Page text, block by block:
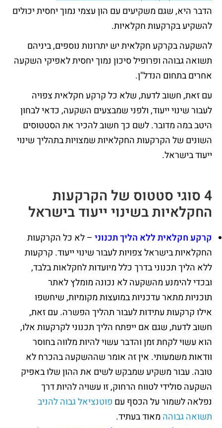
הדבר היא, שגם משקיעים עם הון עצמי נמוך יחסית יכולים
להשקיע בקרקעות חקלאיות.
להשקעה בקרקע חקלאית יש יתרונות נוספים, ביניהם
תשואה גבוהה ופרופיל סיכון נמוך יחסית לאפיקי השקעה
אחרים בתחום הנדל"ן.
עם זאת, חשוב לדעת, שלא כל קרקע חקלאית צפויה
לעבור שינוי ייעוד, ולפני שמבצעים השקעה, כדאי לבחון
היטב במה מדובר. לשם כך חשוב להכיר את הסטטוסים
השונים של הקרקעות החקלאיות שמצויות בתהליך שינוי
ייעוד בישראל.
4 סוגי סטטוס של הקרקעות
החקלאיות בשינוי ייעוד בישראל
קרקע חקלאית ללא הליך תכנוני – לא כל הקרקעות
החקלאיות בישראל צפויות לעבור שינוי ייעוד. קרקעות
ללא הליך תכנוני בדרך כלל מיועדות לחקלאות בלבד,
ובכדי להימנע מהשקעה לא נכונה מומלץ לאתר
תוכניות מתאר עדכניות במועצות מקומיות, שיחשפו
אילו קרקעות עתידות לעבור תהליך הפשרה. עם זאת,
חשוב לדעת, שגם אם ייפתח הליך תכנוני לקרקעות אלו,
הוא עשוי לקחת זמן והדבר עשוי להיות מלווה בחוסר
וודאות משמעותי. אין זה אומר שההשקעה בהכרח לא
טובה. עבור משקיע שמבקש לשים את ההון שלו באפיק
השקעה סולידי לטווח הרחוק, זו עשויה להיות דרך
נפלאה לשמור על הכסף עם פוטנציאל גבוה להניב
תשואה גבוהה מאוד בעתיד.